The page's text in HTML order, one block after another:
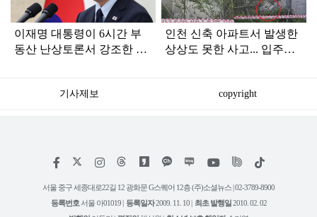
이재명 대통령이 6시간 부
동산 난상토론서 강조한 내
인천 신축 아파트서 발생한
상상도 못한 사고... 입주민
기사제보 copyright
페
스
북
인
타
그
램
위
트
리
유
틱
서울 중구 세종대로22길 12 광화문 G스퀘어 12층 (주)소셜뉴스 | 02-3789-8900
등록번호 서울 아01019 | 등록일자2009. 11. 10 | 최초 발행일2010. 02. 02